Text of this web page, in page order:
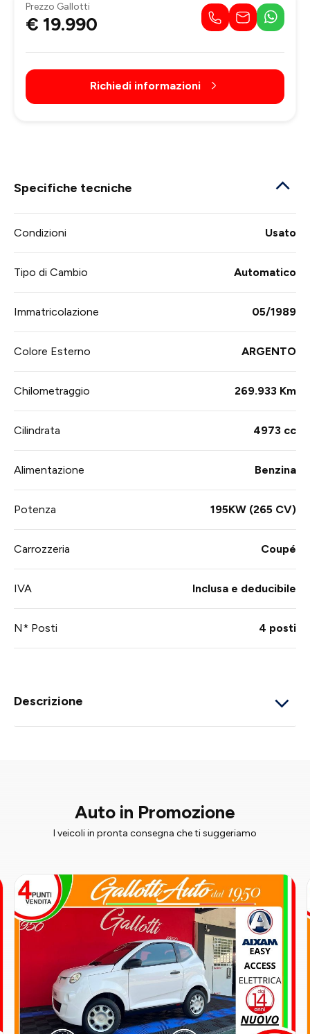
Prezzo Gallotti
€ 19.990
Richiedi informazioni
Specifiche tecniche
Condizioni Usato
Tipo di Cambio Automatico
Immatricolazione 05/1989
Colore Esterno ARGENTO
Chilometraggio 269.933 Km
Cilindrata 4973 cc
Alimentazione Benzina
Potenza 195KW (265 CV)
Carrozzeria Coupé
IVA Inclusa e deducibile
N* Posti 4 posti
Descrizione
Auto in Promozione
I veicoli in pronta consegna che ti suggeriamo